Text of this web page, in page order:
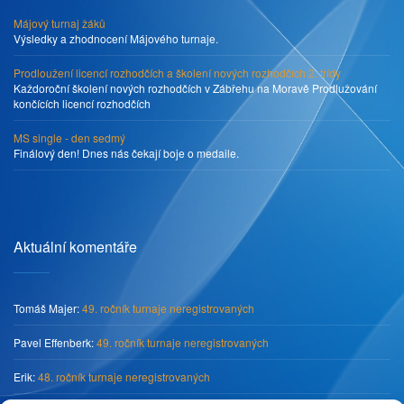
Májový turnaj žáků
Výsledky a zhodnocení Májového turnaje.
Prodloužení licencí rozhodčích a školení nových rozhodčích 2. třídy
Každoroční školení nových rozhodčích v Zábřehu na Moravě Prodlužování
končících licencí rozhodčích
MS single - den sedmý
Finálový den! Dnes nás čekají boje o medaile.
Aktuální komentáře
Tomáš Majer:49. ročník turnaje neregistrovaných
Pavel Effenberk:49. ročník turnaje neregistrovaných
Erik:48. ročník turnaje neregistrovaných